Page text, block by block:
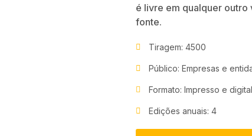
é livre em qualquer
fonte.
Tiragem: 4500
Público: Empresas e
Formato: Impresso e digital
Edições anuais: 4